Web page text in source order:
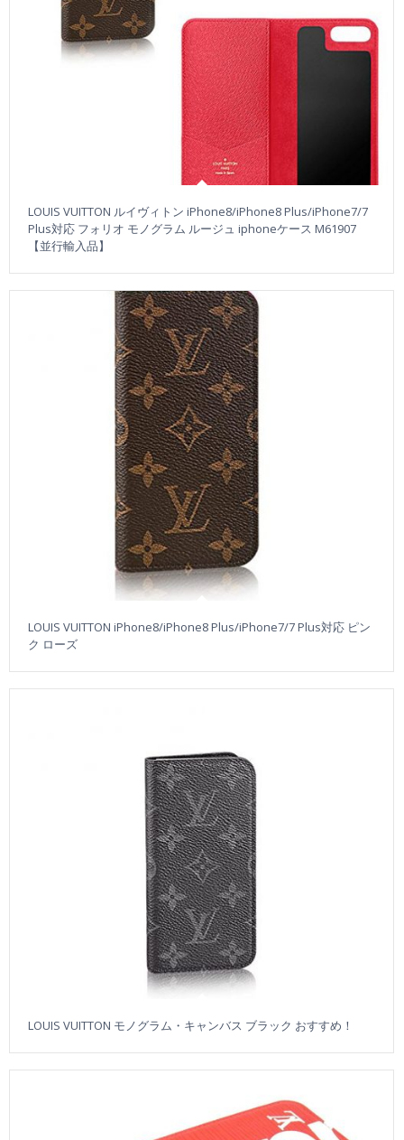
LOUIS VUITTON ルイヴィトン iPhone8/iPhone8 Plus/iPhone7/7
Plus対応 フォリオ モノグラム ルージュ iphoneケース M61907
【並行輸入品】
LOUIS VUITTON iPhone8/iPhone8 Plus/iPhone7/7 Plus対応 ピン
ク ローズ
LOUIS VUITTON モノグラム・キャンバス ブラック おすすめ！